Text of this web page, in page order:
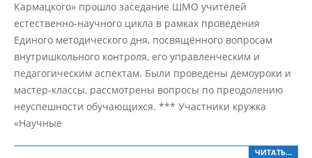
Кармацкого» прошло заседание ШМО учителей
естественно-научного цикла в рамках проведения
Единого методического дня, посвящённого вопросам
внутришкольного контроля, его управленческим и
педагогическим аспектам. Были проведены демоуроки и
мастер-классы, рассмотрены вопросы по преодолению
неуспешности обучающихся. *** Участники кружка
«Научные
ЧИТАТЬ…